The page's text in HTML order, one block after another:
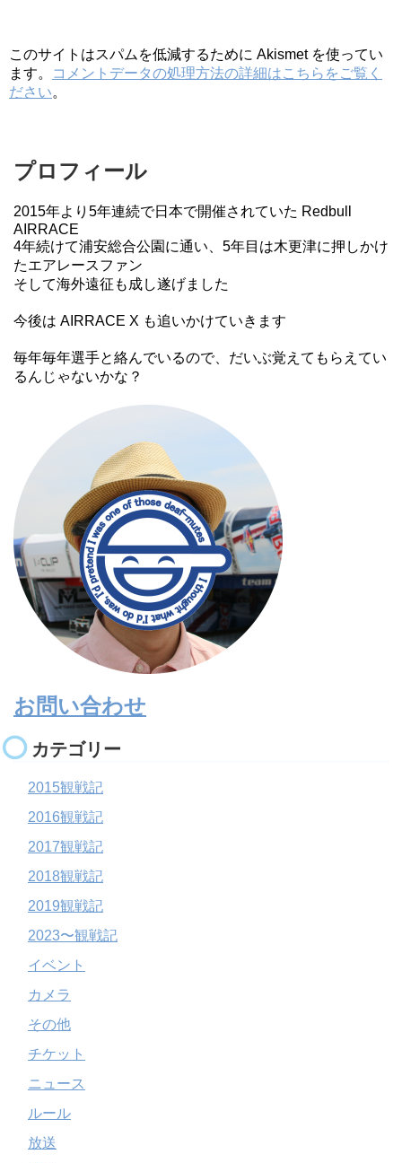
このサイトはスパムを低減するために Akismet を使ってい
ます。
コメントデータの処理方法の詳細はこちらをご覧く
ださい。
プロフィール
2015年より5年連続で日本で開催されていた Redbull
AIRRACE
4年続けて浦安総合公園に通い、5年目は木更津に押しかけ
たエアレースファン
そして海外遠征も成し遂げました
今後は AIRRACE X も追いかけていきます
毎年毎年選手と絡んでいるので、だいぶ覚えてもらえてい
るんじゃないかな？
お問い合わせ
カテゴリー
2015観戦記
2016観戦記
2017観戦記
2018観戦記
2019観戦記
2023〜観戦記
イベント
カメラ
その他
チケット
ニュース
ルール
放送